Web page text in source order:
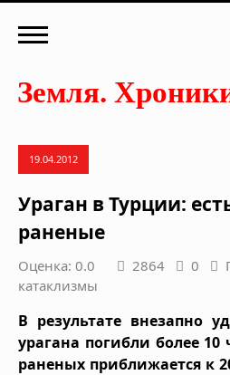
19.04.2012
Ураган в Турции:
раненые
Оценка: 0.0 2864 0
катаклизмы
В результате внезапно
урагана погибли более 10
раненых приближается к